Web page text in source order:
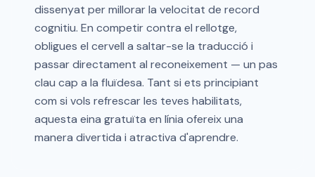
dissenyat per millorar la velocitat de record
cognitiu. En competir contra el rellotge,
obligues el cervell a saltar-se la traducció i
passar directament al reconeixement — un pas
clau cap a la fluïdesa. Tant si ets principiant
com si vols refrescar les teves habilitats,
aquesta eina gratuïta en línia ofereix una
manera divertida i atractiva d'aprendre.